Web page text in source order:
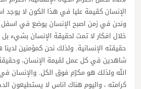
الإنسان كقيمة عليا في هذا الكون لا
ونحن في زمن اصبح الإنسان يوضع في اسفل
خلال افكار لا تمت لحقيقة الإنسان
حقيقته الإنسانية. ولذلك نحن كمؤمنين
شاهدين في كل عمل لقيمة الإنسان،
الله ولذلك هو مكرّم فوق الكل. والإنسان
كرامته ، واليوم هناك اناس لا يستطيعون